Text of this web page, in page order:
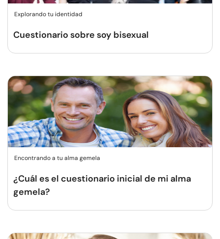
Explorando tu identidad
Cuestionario sobre soy bisexual
Encontrando a tu alma gemela
¿Cuál es el cuestionario inicial de mi alma
gemela?